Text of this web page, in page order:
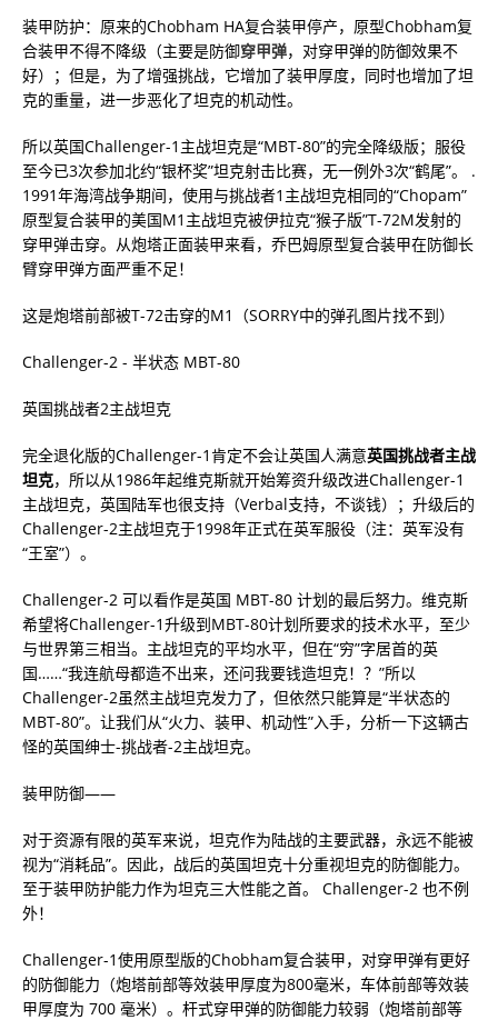
装甲防护：原来的Chobham HA复合装甲停产，原型Chobham复
合装甲不得不降级（主要是防御穿甲弹，对穿甲弹的防御效果不
好）；但是，为了增强挑战，它增加了装甲厚度，同时也增加了坦
克的重量，进一步恶化了坦克的机动性。
所以英国Challenger-1主战坦克是“MBT-80”的完全降级版；服役
至今已3次参加北约“银杯奖”坦克射击比赛，无一例外3次“鹤尾”。 .
1991年海湾战争期间，使用与挑战者1主战坦克相同的“Chopam”
原型复合装甲的美国M1主战坦克被伊拉克“猴子版”T-72M发射的
穿甲弹击穿。从炮塔正面装甲来看，乔巴姆原型复合装甲在防御长
臂穿甲弹方面严重不足！
这是炮塔前部被T-72击穿的M1（SORRY中的弹孔图片找不到）
Challenger-2 - 半状态 MBT-80
英国挑战者2主战坦克
完全退化版的Challenger-1肯定不会让英国人满意英国挑战者主战
坦克，所以从1986年起维克斯就开始筹资升级改进Challenger-1
主战坦克，英国陆军也很支持（Verbal支持，不谈钱）；升级后的
Challenger-2主战坦克于1998年正式在英军服役（注：英军没有
“王室”）。
Challenger-2 可以看作是英国 MBT-80 计划的最后努力。维克斯
希望将Challenger-1升级到MBT-80计划所要求的技术水平，至少
与世界第三相当。主战坦克的平均水平，但在“穷”字居首的英
国……“我连航母都造不出来，还问我要钱造坦克！？”所以
Challenger-2虽然主战坦克发力了，但依然只能算是“半状态的
MBT-80”。让我们从“火力、装甲、机动性”入手，分析一下这辆古
怪的英国绅士-挑战者-2主战坦克。
装甲防御——
对于资源有限的英军来说，坦克作为陆战的主要武器，永远不能被
视为“消耗品”。因此，战后的英国坦克十分重视坦克的防御能力。
至于装甲防护能力作为坦克三大性能之首。 Challenger-2 也不例
外！
Challenger-1使用原型版的Chobham复合装甲，对穿甲弹有更好
的防御能力（​​炮塔前部等效装甲厚度为800毫米，车体前部等效装
甲厚度为 700 毫米）。杆式穿甲弹的防御能力较弱（炮塔前部等